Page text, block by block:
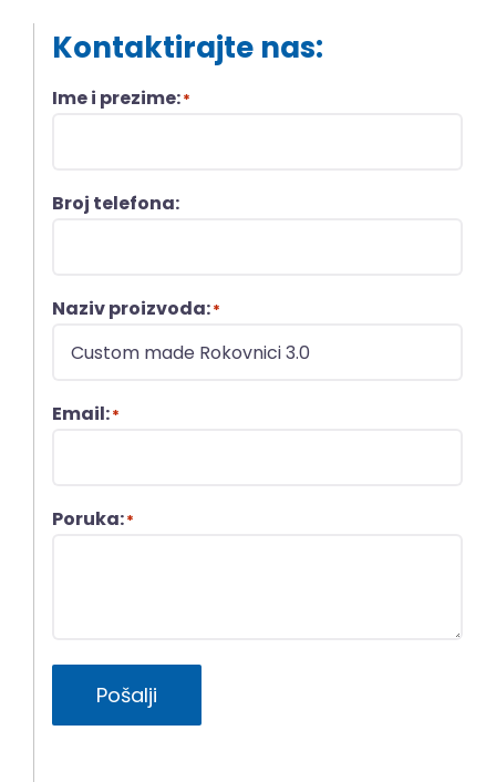
Kontaktirajte nas:
Ime i prezime:*
Broj telefona:
Naziv proizvoda:*
Email:*
Poruka:*
Pošalji